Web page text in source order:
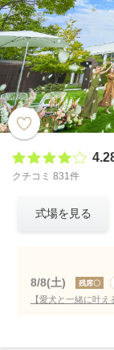
クチコミ 831件
式場を見る
8/8(土) 残席〇
【愛犬と一緒に叶